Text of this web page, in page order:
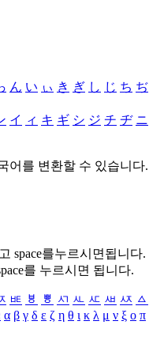
ん い ぃ き ぎ し じ ち ぢ
イ ィ キ ギ シ ジ チ ヂ ニ
어를 변환할 수 있습니다.
space를누르시면됩니다.
를 누르시면 됩니다.
ㅷ ㅸ ㅹ ㅺ ㅻ ㅼ ㅽ ㅾ ㅿ
α β γ δ ε ζ η θ ι κ λ μ ν ξ ο π